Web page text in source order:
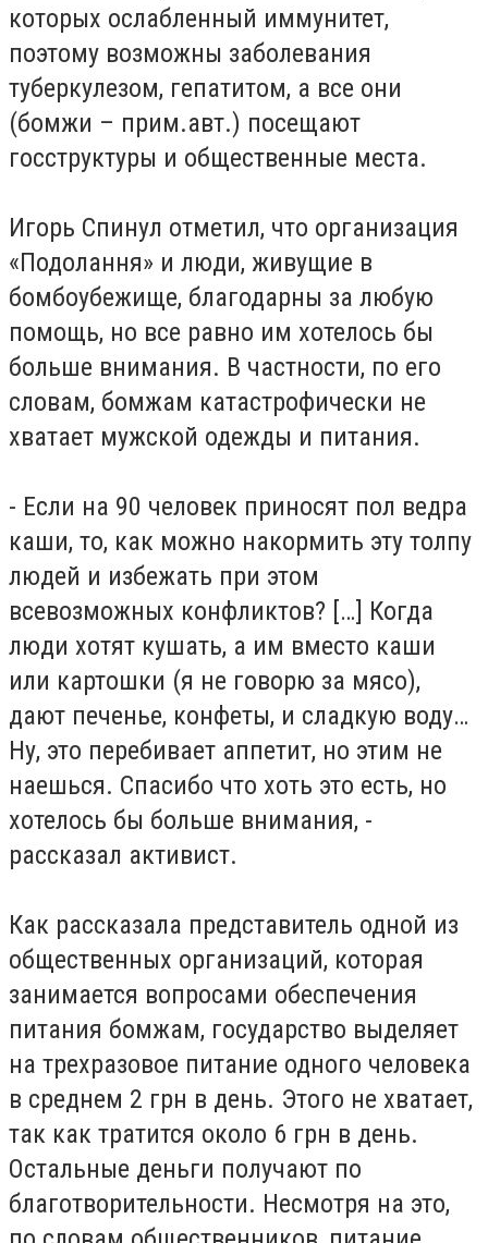
которых ослабленный иммунитет,
поэтому возможны заболевания
туберкулезом, гепатитом, а все они
(бомжи – прим.авт.) посещают
госструктуры и общественные места.
Игорь Спинул отметил, что организация
«Подолання» и люди, живущие в
бомбоубежище, благодарны за любую
помощь, но все равно им хотелось бы
больше внимания. В частности, по его
словам, бомжам катастрофически не
хватает мужской одежды и питания.
- Если на 90 человек приносят пол ведра
каши, то, как можно накормить эту толпу
людей и избежать при этом
всевозможных конфликтов? […] Когда
люди хотят кушать, а им вместо каши
или картошки (я не говорю за мясо),
дают печенье, конфеты, и сладкую воду…
Ну, это перебивает аппетит, но этим не
наешься. Спасибо что хоть это есть, но
хотелось бы больше внимания, -
рассказал активист.
Как рассказала представитель одной из
общественных организаций, которая
занимается вопросами обеспечения
питания бомжам, государство выделяет
на трехразовое питание одного человека
в среднем 2 грн в день. Этого не хватает,
так как тратится около 6 грн в день.
Остальные деньги получают по
благотворительности. Несмотря на это,